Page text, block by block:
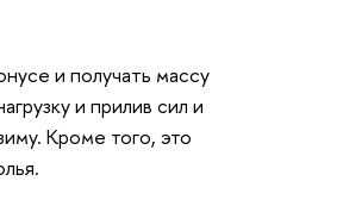
и получать массу
и прилив сил и
Кроме того, это